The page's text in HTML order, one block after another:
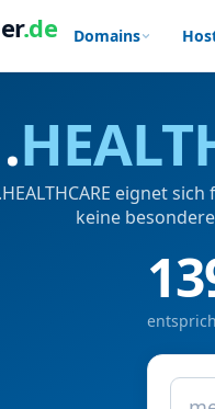
.de Domains
.
.HEALTHCARE eignet
keine